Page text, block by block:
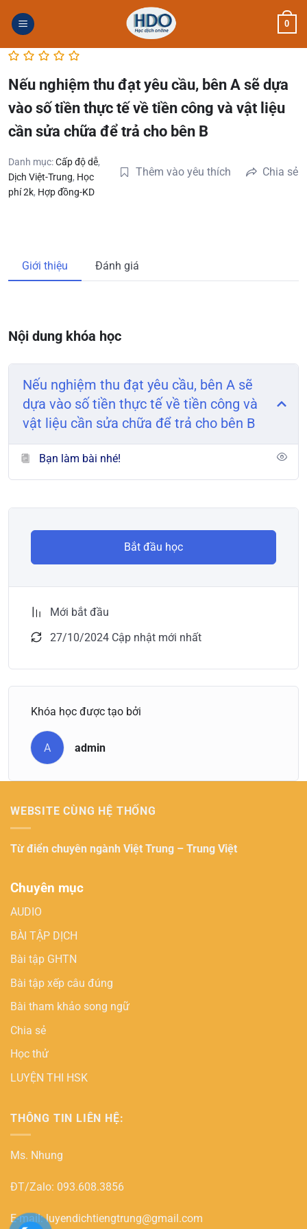
0
Nếu nghiệm thu đạt yêu cầu, bên A sẽ dựa
vào số tiền thực tế về tiền công và vật liệu
cần sửa chữa để trả cho bên B
Danh mục:Cấp độ dễ,
Dịch Việt-Trung, Học
phí 2k, Hợp đồng-KD
Thêm vào yêu thích Chia sẻ
Giới thiệu Đánh giá
Nội dung khóa học
Nếu nghiệm thu đạt yêu cầu, bên A sẽ
dựa vào số tiền thực tế về tiền công và
vật liệu cần sửa chữa để trả cho bên B
Bạn làm bài nhé!
Bắt đầu học
Mới bắt đầu
27/10/2024 Cập nhật mới nhất
Khóa học được tạo bởi
A admin
WEBSITE CÙNG HỆ THỐNG
Từ điển chuyên ngành Việt Trung – Trung Việt
Chuyên mục
AUDIO
BÀI TẬP DỊCH
Bài tập GHTN
Bài tập xếp câu đúng
Bài tham khảo song ngữ
Chia sẻ
Học thử
LUYỆN THI HSK
THÔNG TIN LIÊN HỆ:
Ms. Nhung
ĐT/Zalo: 093.608.3856
E-mail: luyendichtiengtrung@gmail.com